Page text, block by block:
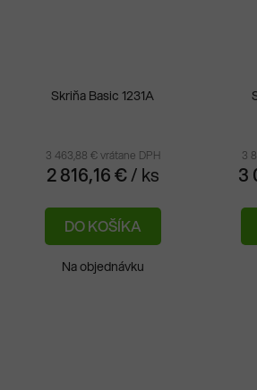
Skriňa Basic 1231A
3 463,88 € vrátane DPH
2 816,16 €/ ks
DO KOŠÍKA
Na objednávku
3
3